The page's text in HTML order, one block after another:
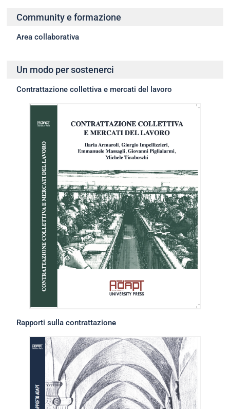
Community e formazione
Area collaborativa
Un modo per sostenerci
Contrattazione collettiva e mercati del lavoro
Rapporti sulla contrattazione